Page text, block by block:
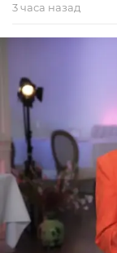
3 часа назад